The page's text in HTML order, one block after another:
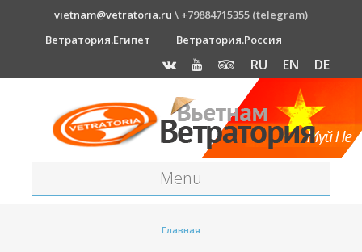
vietnam@vetratoria.ru \ +79884715355 (telegram)
Ветратория.Египет
Ветратория.Россия
RU EN DE
Menu
Главная